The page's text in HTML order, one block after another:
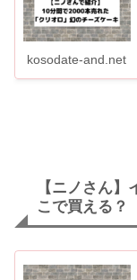
kosodate-and.net
【ニノさん
こで買える？